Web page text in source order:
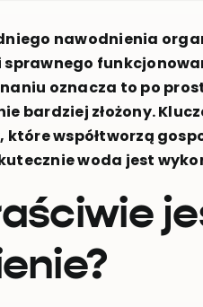
nawodnienia
oznacza to po
bardziej złożony.
które współtworzą
woda jest